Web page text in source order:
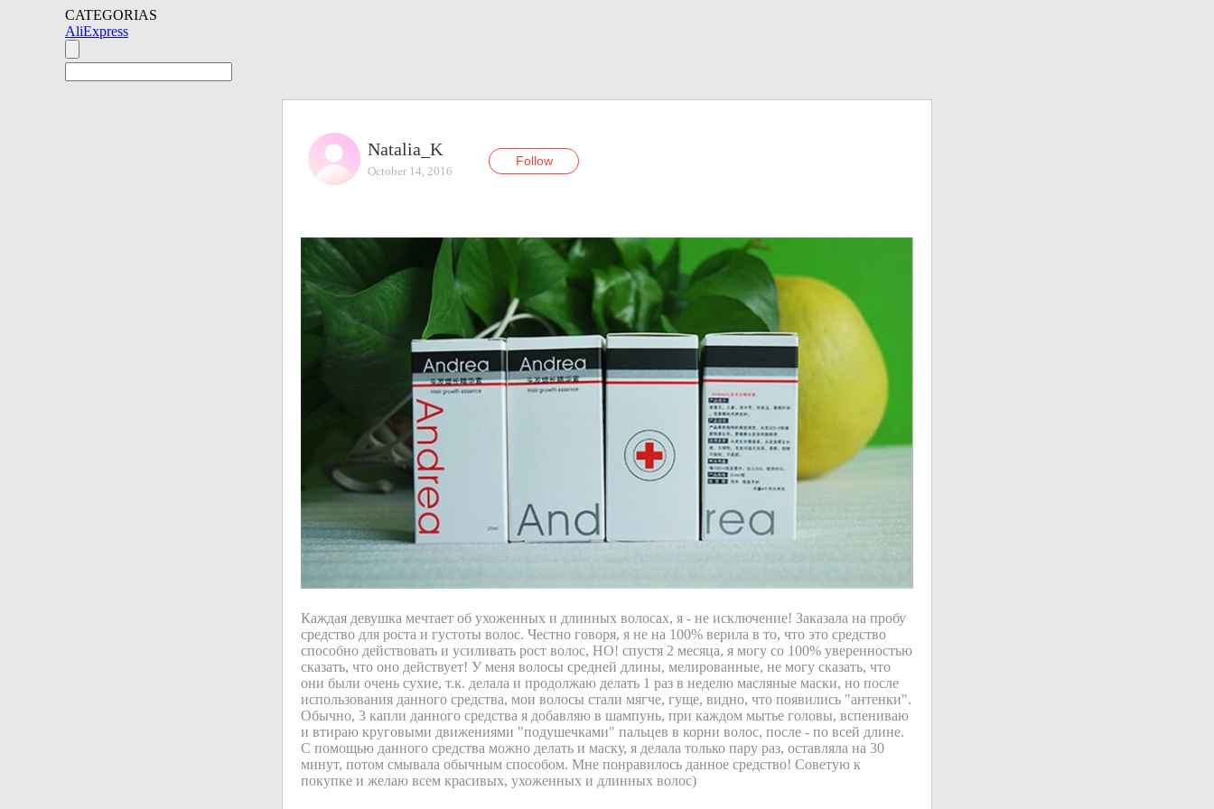
CATEGORIAS
AliExpress
Natalia_K
October 14, 2016
Follow
Каждая девушка мечтает об ухоженных и длинных волосах, я - не исключение! Заказала на пробу
средство для роста и густоты волос. Честно говоря, я не на 100% верила в то, что это средство
способно действовать и усиливать рост волос, НО! спустя 2 месяца, я могу со 100% уверенностью
сказать, что оно действует! У меня волосы средней длины, мелированные, не могу сказать, что
они были очень сухие, т.к. делала и продолжаю делать 1 раз в неделю масляные маски, но после
использования данного средства, мои волосы стали мягче, гуще, видно, что появились "антенки".
Обычно, 3 капли данного средства я добавляю в шампунь, при каждом мытье головы, вспениваю
и втираю круговыми движениями "подушечками" пальцев в корни волос, после - по всей длине.
С помощью данного средства можно делать и маску, я делала только пару раз, оставляла на 30
минут, потом смывала обычным способом. Мне понравилось данное средство! Советую к
покупке и желаю всем красивых, ухоженных и длинных волос)